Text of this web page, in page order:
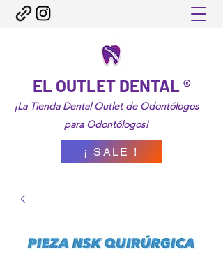
EL OUTLET DENTAL ®
¡La Tienda Dental Outlet de Odontólogos
para Odontólogos!
¡ SALE !